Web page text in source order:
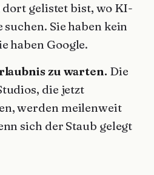
dort gelistet bist, wo KI-
Sie haben kein
haben Google.
zu warten. Die
die jetzt
werden meilenweit
sich der Staub gelegt